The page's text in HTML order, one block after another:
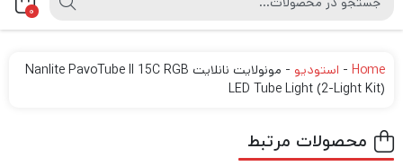
0
Home
- استودیو -
مونولایت نانلایت Nanlite PavoTube II 15C RGB
LED Tube Light (2-Light Kit)
محصولات مرتبط